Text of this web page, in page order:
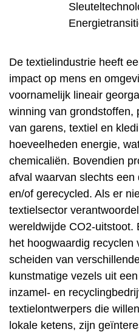
De textielindustrie heeft
impact op mens en
voornamelijk lineair
winning van grondstoffen,
van garens, textiel en
hoeveelheden energie,
chemicaliën. Bovendien
afval waarvan slechts
en/of gerecycled. Als er
textielsector
wereldwijde CO2-uitstoot.
het hoogwaardig
scheiden van
kunstmatige vezels uit
inzamel- en
textielontwerpers die
lokale ketens, zijn